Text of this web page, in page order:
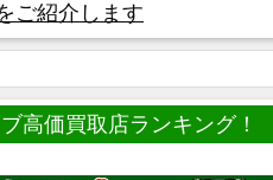
ご紹介します
高価買取店ランキング！